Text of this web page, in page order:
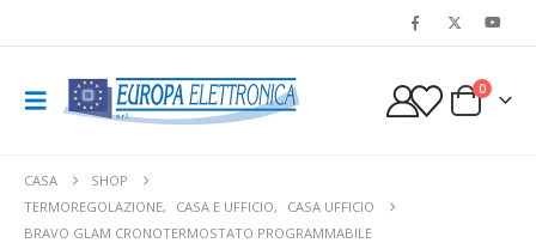
0
CASA
SHOP
TERMOREGOLAZIONE, CASA E UFFICIO,
CASA UFFICIO
BRAVO GLAM CRONOTERMOSTATO PROGRAMMABILE